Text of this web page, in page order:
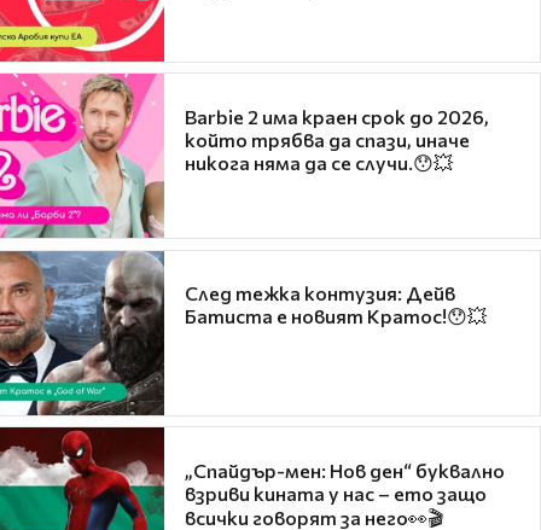
Barbie 2 има краен срок до 2026,
който трябва да спази, иначе
никога няма да се случи.😯💥
След тежка контузия: Дейв
Батиста е новият Кратос!😯💥
„Спайдър-мен: Нов ден“ буквално
взриви кината у нас – ето защо
всички говорят за него👀🎬